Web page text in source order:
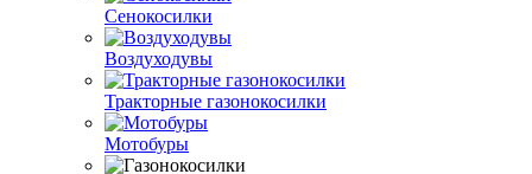
Сенокосилки
Воздуходувы
Тракторные газонокосилки
Мотобуры